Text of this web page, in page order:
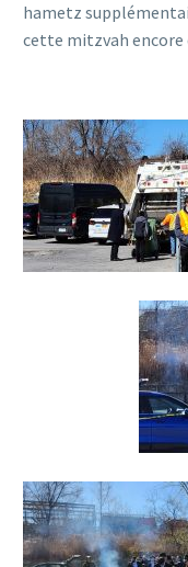
hametz
cette mitzvah encore